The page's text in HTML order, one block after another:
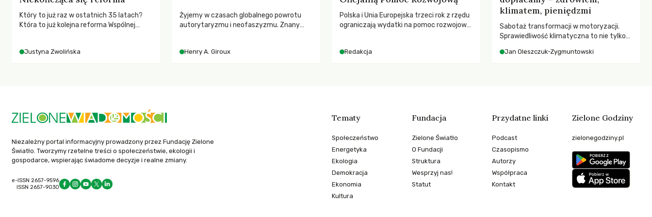
Który to już raz w ostatnich 35 latach?
Która to już kolejna reforma Wspólnej
społeczne?
Justyna Zwolińska
Żyjemy w czasach globalnego powrotu
autorytaryzmu i neofaszyzmu. Znany
społeczeństwo. Czy współczesne
Henry A. Giroux
Polska i Unia Europejska trzeci rok z rzędu
ograniczają wydatki na pomoc rozwojową
dla krajów najbardziej potrzebujących, a
Redakcja
klimatem, pieniędzmi
Sabotaż transformacji w motoryzacji.
Sprawiedliwość klimatyczna to nie tylko
ponosi konsekwencje globalnego
Jan Oleszczuk-Zygmuntowski
Niezależny portal informacyjny prowadzony przez Fundację Zielone
Światło. Tworzymy rzetelne treści o społeczeństwie, ekologii i
gospodarce, wspierając świadome decyzje i realne zmiany.
e-ISSN 2657-9596
ISSN 2657-9030
Tematy
Społeczeństwo
Energetyka
Ekologia
Demokracja
Ekonomia
Kultura
Fundacja
Zielone Światło
O Fundacji
Struktura
Wesprzyj nas!
Statut
Przydatne linki
Podcast
Czasopismo
Autorzy
Współpraca
Kontakt
Zielone Godziny
zielonegodziny.pl